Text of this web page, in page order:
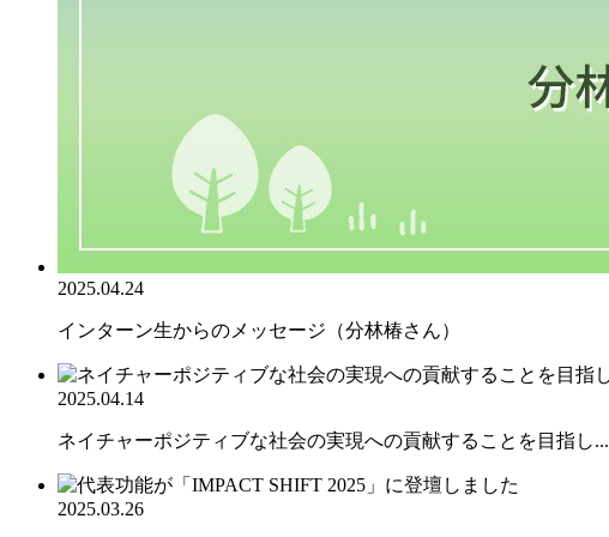
2025.04.24
インターン生からのメッセージ（分林椿さん）
2025.04.14
ネイチャーポジティブな社会の実現への貢献することを目指し...
2025.03.26